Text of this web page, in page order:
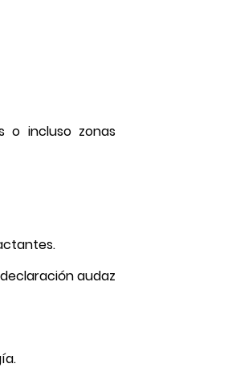
o incluso zonas
audaz